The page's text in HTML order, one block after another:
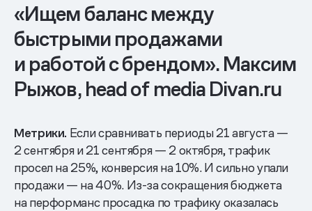
«Ищем баланс между
быстрыми продажами
и работой с брендом». Максим
Рыжов, head of media Divan.ru
Метрики. Если сравнивать периоды 21 августа —
2 сентября и 21 сентября — 2 октября, трафик
просел на 25%, конверсия на 10%. И сильно упали
продажи — на 40%. Из-за сокращения бюджета
на перформанс просадка по трафику оказалась